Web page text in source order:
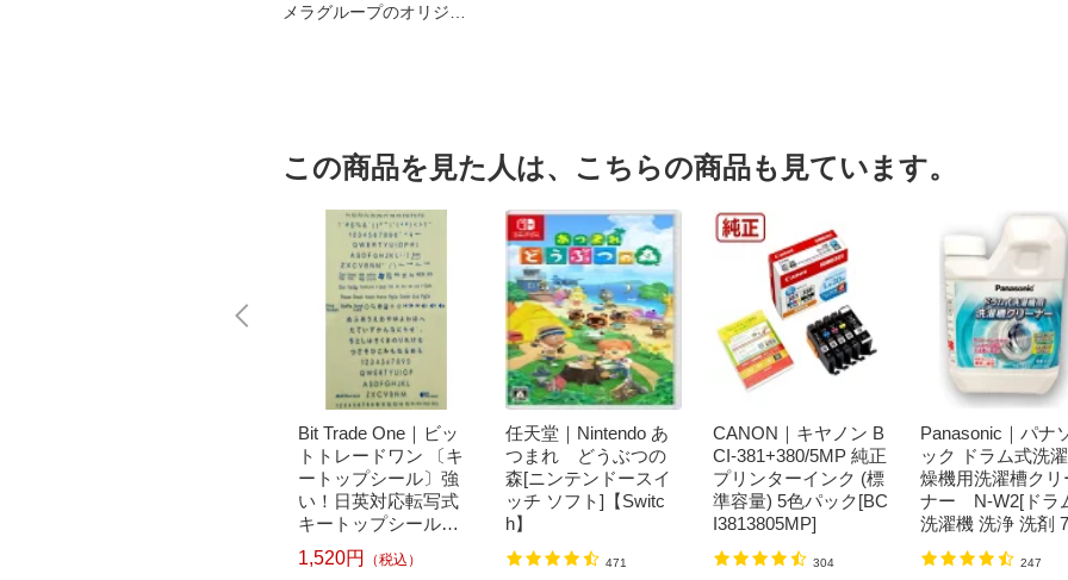
メラグループのオリジナ
この商品を見た人は、こちらの商品も見ています。
Bit Trade One｜ビッ
トトレードワン 〔キ
ートップシール〕強
い！日英対応転写式
キートップシールセ
ット ブルー DYKTSB
L
1,520円 （税込）
任天堂｜Nintendo あ
つまれ どうぶつの
森[ニンテンドースイ
ッチ ソフト]【Switc
h】
471
CANON｜キヤノン B
CI-381+380/5MP 純正
プリンターインク (標
準容量) 5色パック[BC
I3813805MP]
304
Panasonic｜パナ
ック ドラム式洗
燥機用洗濯槽クリ
ナー N-W2[ドラ
洗濯機 洗浄 洗剤
ml NW2]【rb_pcp
247